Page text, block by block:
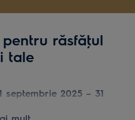
răsfăţul
tale
septembrie 2025 – 31